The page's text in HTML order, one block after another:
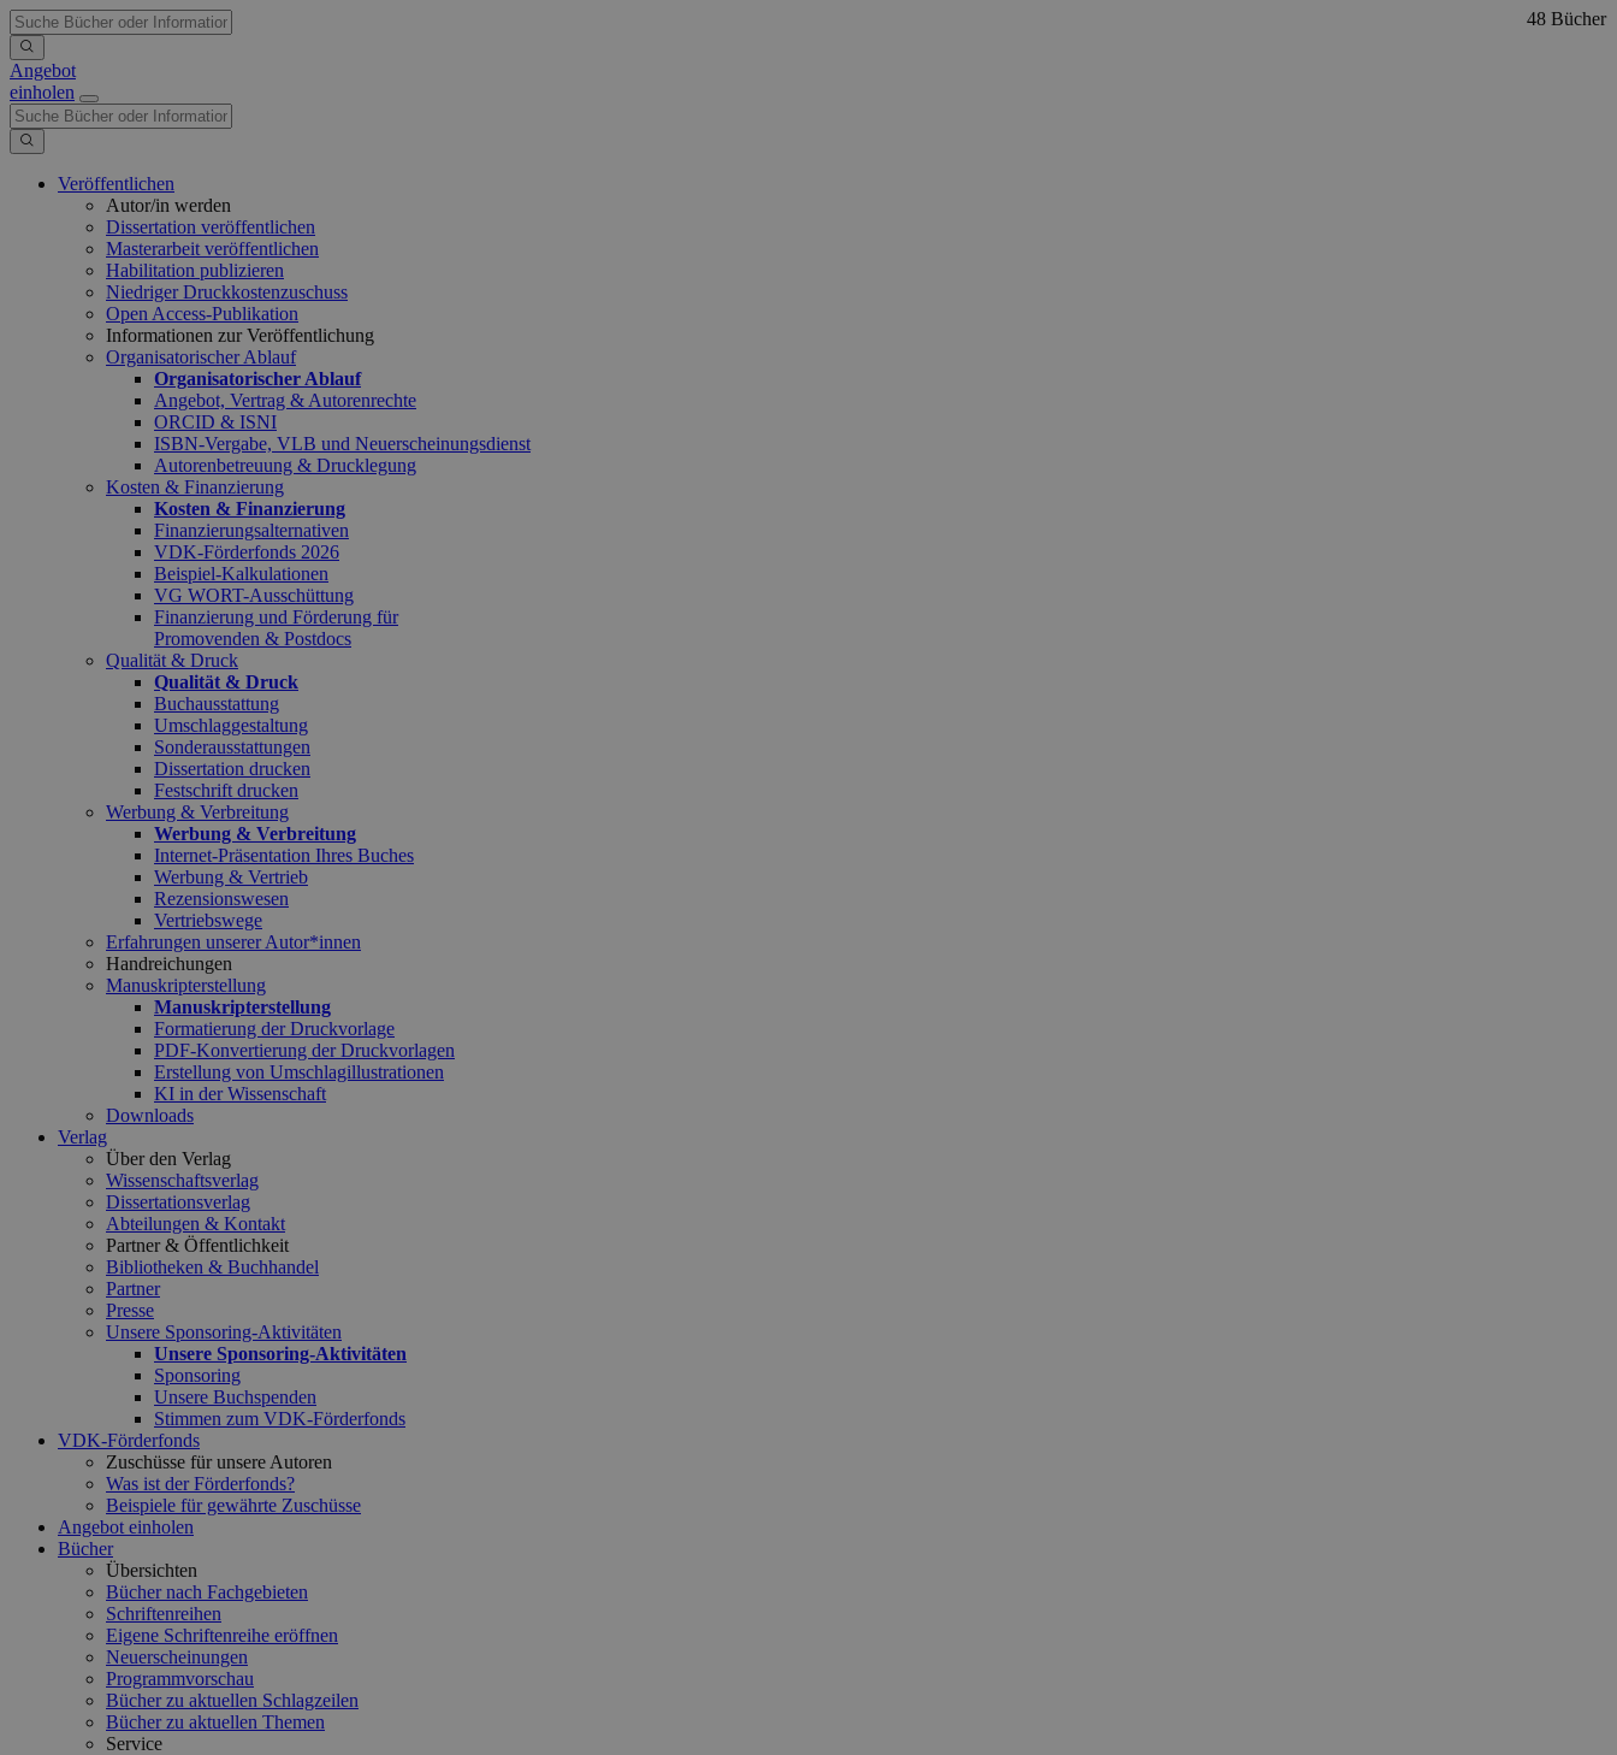
Angebot
einholen
Veröffentlichen
Autor/in werden
Dissertation veröffentlichen
Masterarbeit veröffentlichen
Habilitation publizieren
Niedriger Druckkostenzuschuss
Open Access-Publikation
Informationen zur Veröffentlichung
Organisatorischer Ablauf
Organisatorischer Ablauf
Angebot, Vertrag & Autorenrechte
ORCID & ISNI
ISBN-Vergabe, VLB und Neuerscheinungsdienst
Autorenbetreuung & Drucklegung
Kosten & Finanzierung
Kosten & Finanzierung
Finanzierungsalternativen
VDK-Förderfonds 2026
Beispiel-Kalkulationen
VG WORT-Ausschüttung
Finanzierung und Förderung für
Promovenden & Postdocs
Qualität & Druck
Qualität & Druck
Buchausstattung
Umschlaggestaltung
Sonderausstattungen
Dissertation drucken
Festschrift drucken
Werbung & Verbreitung
Werbung & Verbreitung
Internet-Präsentation Ihres Buches
Werbung & Vertrieb
Rezensionswesen
Vertriebswege
Erfahrungen unserer Autor*innen
Handreichungen
Manuskripterstellung
Manuskripterstellung
Formatierung der Druckvorlage
PDF-Konvertierung der Druckvorlagen
Erstellung von Umschlagillustrationen
KI in der Wissenschaft
Downloads
Verlag
Über den Verlag
Wissenschaftsverlag
Dissertationsverlag
Abteilungen & Kontakt
Partner & Öffentlichkeit
Bibliotheken & Buchhandel
Partner
Presse
Unsere Sponsoring-Aktivitäten
Unsere Sponsoring-Aktivitäten
Sponsoring
Unsere Buchspenden
Stimmen zum VDK-Förderfonds
VDK-Förderfonds
Zuschüsse für unsere Autoren
Was ist der Förderfonds?
Beispiele für gewährte Zuschüsse
Angebot einholen
Bücher
Übersichten
Bücher nach Fachgebieten
Schriftenreihen
Eigene Schriftenreihe eröffnen
Neuerscheinungen
Programmvorschau
Bücher zu aktuellen Schlagzeilen
Bücher zu aktuellen Themen
Service
48 Bücher